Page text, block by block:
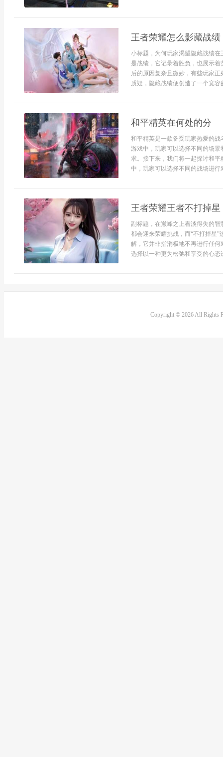
王者荣耀怎么影藏战
小标题，为何玩家渴望隐藏战绩
是战绩，它记录着胜负，也展示
后的原因复杂且微妙，有些玩家
质疑，隐藏战绩便创造了一个宽
和平精英在何处的分
和平精英是一款备受玩家热爱的
游戏中，玩家可以选择不同的场
求。接下来，我们将一起探讨和
中，玩家可以选择不同的战场进行
王者荣耀王者不打掉
副标题，在巅峰之上看淡得失的
都会迎来荣耀挑战，而“不打掉星
解，它并非指消极地不再进行任
选择以一种更为松弛和享受的心
Copyright © 2026 All Rights